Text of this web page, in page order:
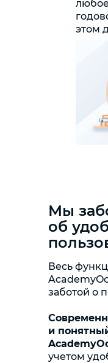
этом
Мы
об
Весь
заботой о
и
учетом